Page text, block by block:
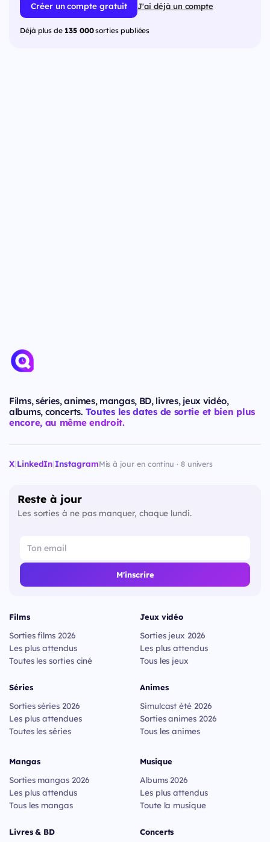
Créer un compte gratuit J'ai déjà un compte
Déjà plus de 135 000sorties publiées
Films, séries, animes, mangas, BD, livres, jeux vidéo,
albums, concerts. Toutes les dates de sortie et bien plus
encore, au même endroit.
X|LinkedIn|InstagramMis à jour en continu · 8 univers
Reste à jour
Les sorties à ne pas manquer, chaque lundi.
M'inscrire
Films
Sorties films 2026
Les plus attendus
Toutes les sorties ciné
Séries
Sorties séries 2026
Les plus attendues
Toutes les séries
Jeux vidéo
Sorties jeux 2026
Les plus attendus
Tous les jeux
Animes
Simulcast été 2026
Sorties animes 2026
Tous les animes
Mangas
Sorties mangas 2026
Les plus attendus
Tous les mangas
Livres & BD
Musique
Albums 2026
Les plus attendus
Toute la musique
Concerts